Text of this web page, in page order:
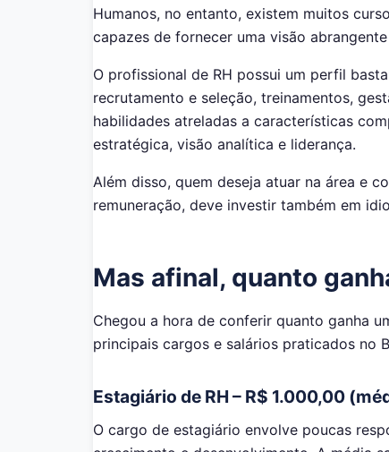
Humanos, no entanto, existem muitos
capazes de fornecer uma visão
O profissional de RH possui um perfil
recrutamento e seleção, treinamentos,
habilidades atreladas a características
estratégica, visão analítica e liderança.
Além disso, quem deseja atuar na área e
remuneração, deve investir também em
Mas afinal, quanto
Chegou a hora de conferir quanto ganha
principais cargos e salários praticados no
Estagiário de RH – R$ 1.000,00
O cargo de estagiário envolve poucas